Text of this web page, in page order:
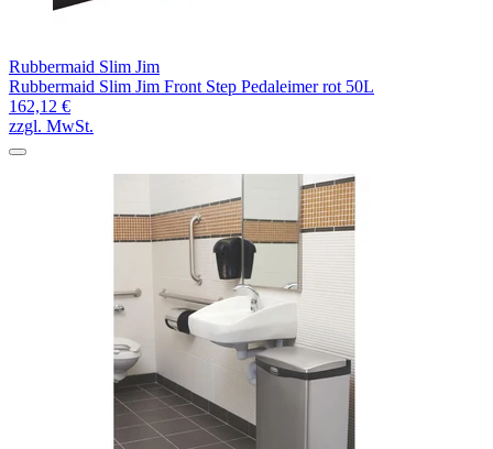
Rubbermaid Slim Jim
Rubbermaid Slim Jim Front Step Pedaleimer rot 50L
162,12 €
zzgl. MwSt.